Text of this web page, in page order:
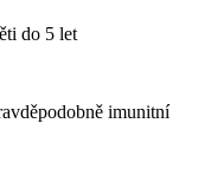
do 5 let
imunitní